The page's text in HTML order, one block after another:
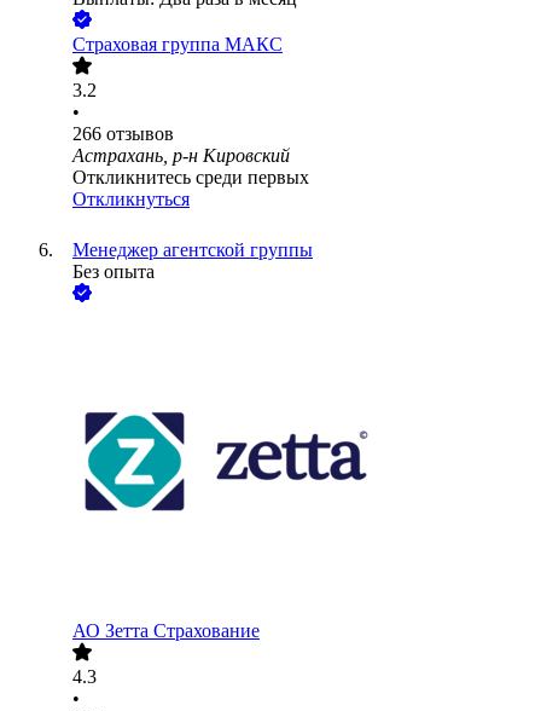
Страховая группа МАКС
3.2
•
266 отзывов
Астрахань, р-н Кировский
Откликнитесь среди первых
Откликнуться
Менеджер агентской группы
Без опыта
АО Зетта Страхование
4.3
•